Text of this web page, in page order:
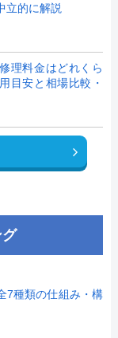
立的に解説
理料金はどれくら
目安と相場比較・
7種類の仕組み・構